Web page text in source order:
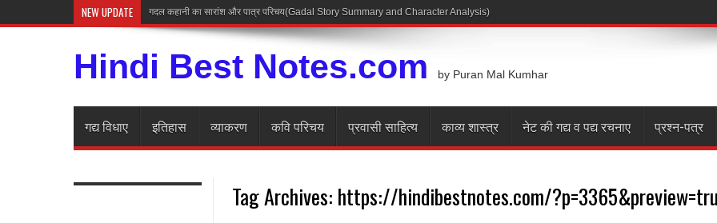
NEW UPDATE अज्
Hindi Best Notes.com by Puran Mal Kumhar
गद्य विधाए इतिहास व्याकरण कवि परिचय प्रवासी साहित्य काव्य शास्त्र नेट की गद्य व पद्य रचनाए प्रश्न-पत्र
Tag Archives: https://hindibestnotes.com/